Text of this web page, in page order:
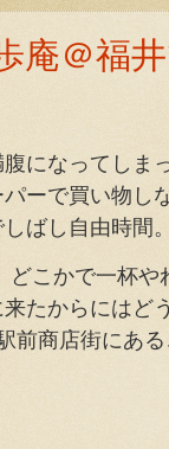
庵＠福
になってしま
ーで買い物し
ばし自由時間
どこかで一杯
たからにはど
前商店街にあ